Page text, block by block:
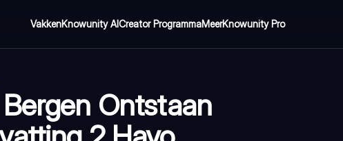
VakkenKnowunity AICreator ProgrammaMeerKnowunity Pro
Ontstaan